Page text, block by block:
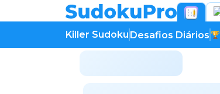
Killer Sudoku Desafios Diários